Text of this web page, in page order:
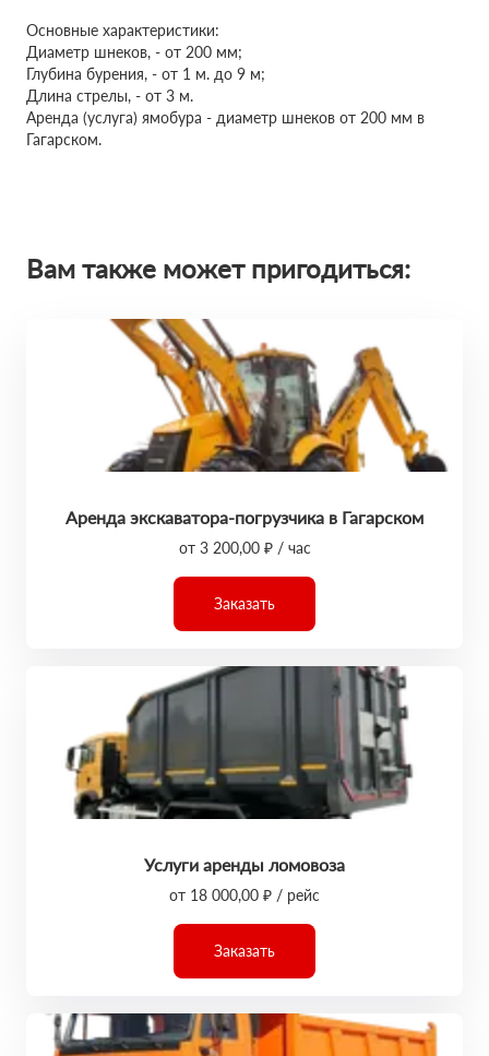
Основные характеристики:
Диаметр шнеков, - от 200 мм;
Глубина бурения, - от 1 м. до 9 м;
Длина стрелы, - от 3 м.
Аренда (услуга) ямобура - диаметр шнеков от 200 мм в
Гагарском.
Вам также может пригодиться:
Аренда экскаватора-погрузчика в Гагарском
от 3 200,00 ₽ / час
Заказать
Услуги аренды ломовоза
от 18 000,00 ₽ / рейс
Заказать